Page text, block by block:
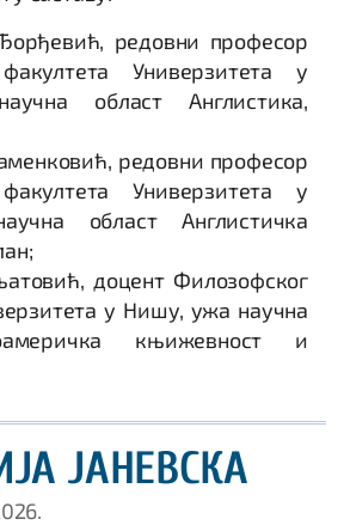
редовни професор
Универзитета у
област Англистика,
редовни професор
Универзитета у
област Англистичка
доцент Филозофског
у Нишу, ужа научна
књижевност и
ЈАНЕВСКА